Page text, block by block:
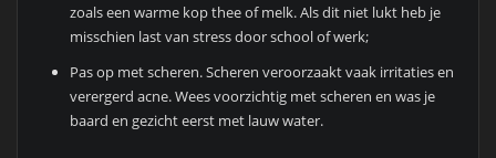
zoals een warme kop thee of melk. Als dit niet lukt heb je
misschien last van stress door school of werk;
Pas op met scheren. Scheren veroorzaakt vaak irritaties en
verergerd acne. Wees voorzichtig met scheren en was je
baard en gezicht eerst met lauw water.